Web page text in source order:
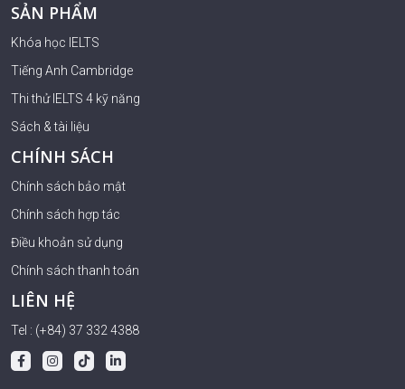
SẢN PHẨM
Khóa học IELTS
Tiếng Anh Cambridge
Thi thử IELTS 4 kỹ năng
Sách & tài liệu
CHÍNH SÁCH
Chính sách bảo mật
Chính sách hợp tác
Điều khoản sử dụng
Chính sách thanh toán
LIÊN HỆ
Tel : (+84) 37 332 4388